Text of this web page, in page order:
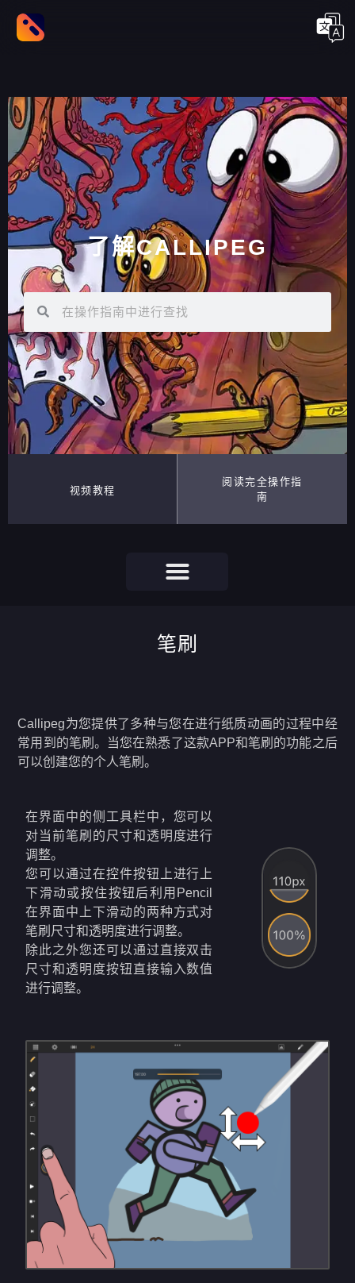
了解CALLIPEG
视频教程
阅读完全操作指
南
笔刷
Callipeg为您提供了多种与您在进行纸质动画的过程中经
常用到的笔刷。当您在熟悉了这款APP和笔刷的功能之后
可以创建您的个人笔刷。
在界面中的侧工具栏中，您可以
对当前笔刷的尺寸和透明度进行
调整。
您可以通过在控件按钮上进行上
下滑动或按住按钮后利用Pencil
在界面中上下滑动的两种方式对
笔刷尺寸和透明度进行调整。
除此之外您还可以通过直接双击
尺寸和透明度按钮直接输入数值
进行调整。